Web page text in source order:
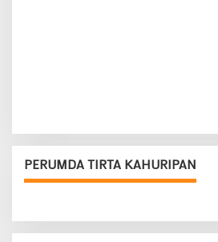
PERUMDA TIRTA KAHURIPAN